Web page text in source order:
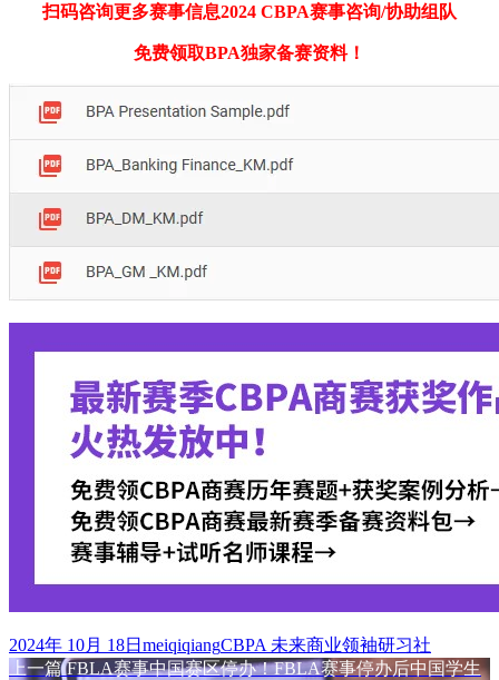
扫码咨询更多赛事信息2024 CBPA赛事咨询/协助组队
免费领取BPA独家备赛资料！
发
布
2024年 10月 18日 作
者
meiqiqiang标
签
CBPA 未来商业领袖研习社
上一篇上
FBLA赛事中国赛区停办！FBLA赛事停办后中国学生